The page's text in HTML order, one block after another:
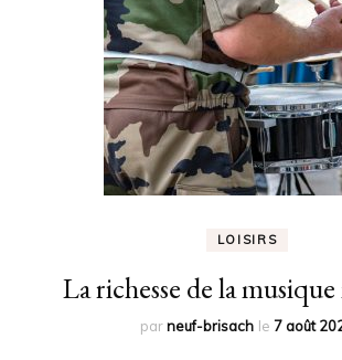
LOISIRS
La richesse de la
parneuf-brisach le 7 août